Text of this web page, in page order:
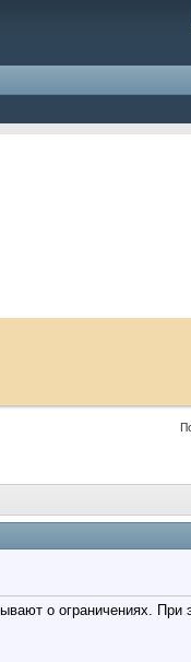
о ограничениях. При